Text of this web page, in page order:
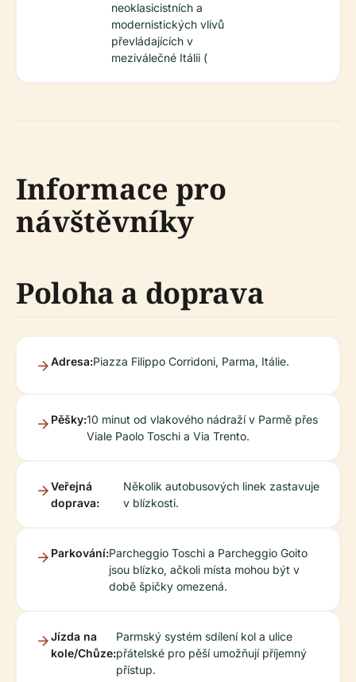
neoklasicistních a
modernistických vlivů
převládajících v
meziválečné Itálii (
Informace pro
návštěvníky
Poloha a doprava
Adresa:Piazza Filippo Corridoni, Parma, Itálie.
Pěšky:10 minut od vlakového nádraží v Parmě přes
Viale Paolo Toschi a Via Trento.
Veřejná
doprava:
Několik autobusových linek zastavuje
v blízkosti.
Parkování:Parcheggio Toschi a Parcheggio Goito
jsou blízko, ačkoli místa mohou být v
době špičky omezená.
Jízda na
kole/Chůze:
Parmský systém sdílení kol a ulice
přátelské pro pěší umožňují příjemný
přístup.